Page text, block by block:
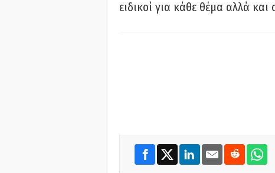
ειδικοί για κάθε θέμα αλλά και